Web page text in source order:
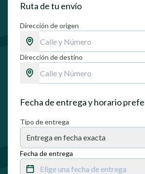
Ruta de tu envío
Dirección de origen
Dirección de destino
Fecha de entrega y horario
Tipo de entrega
Entrega en fecha exacta
Fecha de entrega
Elige una fecha de entrega